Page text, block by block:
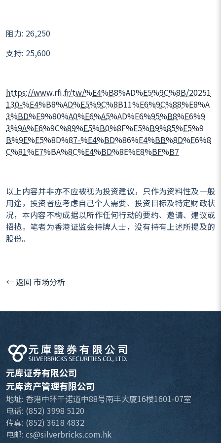
阻力: 26,250
支持: 25,600
https://www.rfi.fr/tw/%E4%B8%AD%E5%9C%8B/20251
130-%E4%B8%AD%E5%9C%8B11%E6%9C%88%E8%A
3%BD%E9%80%A0%E6%A5%AD%E6%95%B8%E6%9
3%9A%E6%9C%89%E5%B0%8F%E5%B9%85%E5%9
B%9E%E5%8D%87-%E4%BD%86%E4%BB%8D%E6%8
C%81%E7%BA%8C%E4%BD%8E%E8%BF%B7
以上内容并非亦不应被视为投资建议，只作为资料性及一般
用途，投资者应考虑自己个人需要、投资目标及特定财政状
况，本内容不构成据以所作任何行动的要约、邀请、建议或
招揽。笔者为香港证监会持牌人士，没有持有上述所提及的
股份。
← 返回 市场分析
元库证券有限公司
元库资产管理有限公司
地址: 香港中环干诺道中88号南丰大厦16楼1601-07室
电话: (852) 3998 5120
传真: (852) 3618 4832
电邮: cs@silverbricks.com.hk